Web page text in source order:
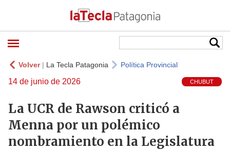
Volver| La Tecla Patagonia Política Provincial
14 de junio de 2026 CHUBUT
La UCR de Rawson criticó a
Menna por un polémico
nombramiento en la Legislatura